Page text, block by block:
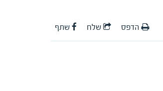
הדפס שלח שתף